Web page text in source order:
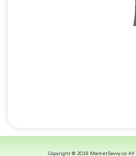
Copyright © 2019 MarketSavvy.co